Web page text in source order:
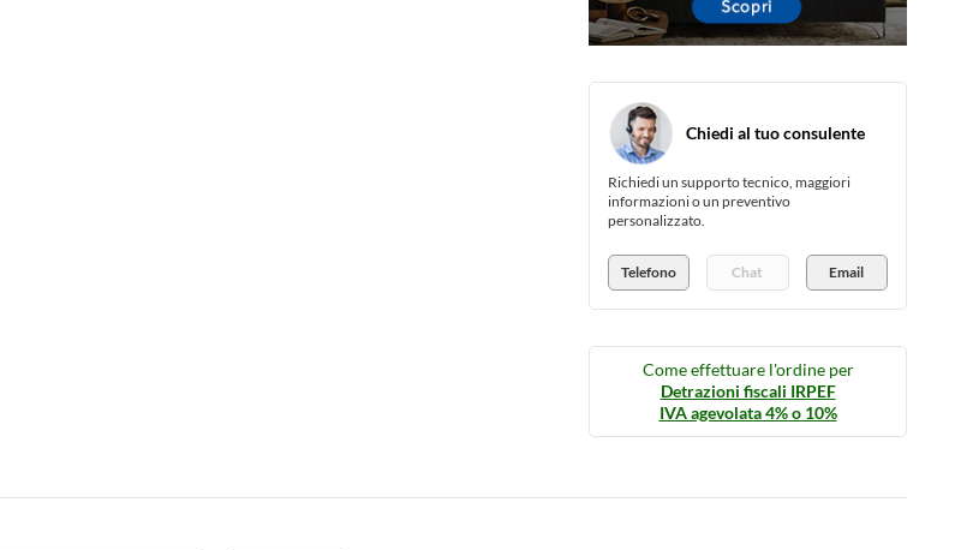
Chiedi al tuo consulente
Richiedi un supporto tecnico, maggiori
informazioni o un preventivo
personalizzato.
Telefono Chat Email
Come effettuare l'ordine per
Detrazioni fiscali IRPEF
IVA agevolata 4% o 10%